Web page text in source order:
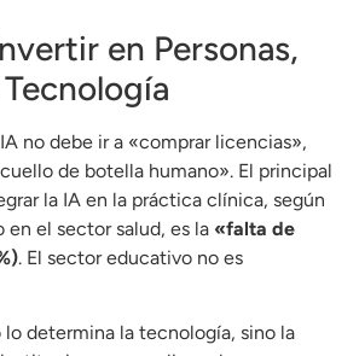
en Personas,
no debe ir a «comprar licencias»,
de botella humano». El principal
la IA en la práctica clínica, según
en el sector salud, es la «falta de
. El sector educativo no es
lo determina la tecnología, sino la